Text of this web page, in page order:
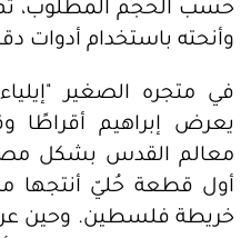
حسب الحجم المطلوب، ثم
وأنحته باستخدام أدوات
في متجره الصغير
يعرض إبراهيم أقراطًا
معالم القدس بشكل
أول قطعة حُليّ أنتجها
خريطة فلسطين. وحين